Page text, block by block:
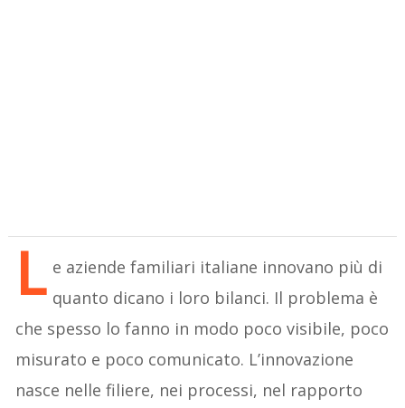
L e aziende familiari italiane innovano più di
quanto dicano i loro bilanci. Il problema è
che spesso lo fanno in modo poco visibile, poco
misurato e poco comunicato. L’innovazione
nasce nelle filiere, nei processi, nel rapporto